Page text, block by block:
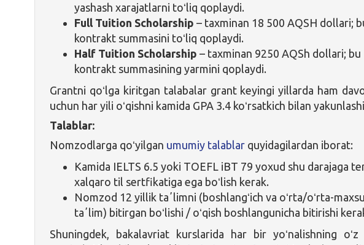
yashash xarajatlarni toʻliq qoplaydi.
Full Tuition Scholarship – taxminan 18 500 AQSH dollari;
kontrakt summasini toʻliq qoplaydi.
Half Tuition Scholarship– taxminan 9250 AQSh dollari; bu
kontrakt summasining yarmini qoplaydi.
Grantni qoʻlga kiritgan talabalar grant keyingi yillarda ham
uchun har yili oʻqishni kamida GPA 3.4 koʻrsatkich bilan
Talablar:
Nomzodlarga qoʻyilgan umumiy talablar quyidagilardan iborat:
Kamida IELTS 6.5 yoki TOEFL iBT 79 yoxud shu darajaga
xalqaro til sertfikatiga ega boʻlish kerak.
Nomzod 12 yillik taʼlimni (boshlangʻich va oʻrta/oʻrta-
taʼlim) bitirgan boʻlishi / oʻqish boshlangunicha bitirishi
Shuningdek, bakalavriat kurslarida har bir yoʻnalishning oʻz